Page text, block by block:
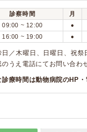
診察時間 月
09:00 ~ 12:00
●
16:00 ~ 19:00 ●
／木曜日、日曜日、祝祭
のうえ電話にてお問い合わ
診療時間は動物病院のHP・